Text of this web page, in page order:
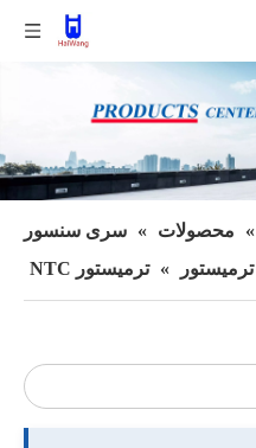
» محصولات » سری سنسور
ترمیستور
» ترمیستور NTC